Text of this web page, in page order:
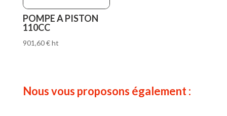
POMPE A PISTON
110CC
901,60€ht
Nous vous proposons également :